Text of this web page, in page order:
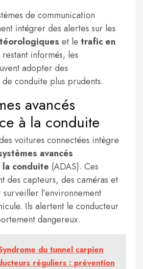
de communication
intégrer des alertes sur les
et le trafic en
restant informés, les
adopter des
conduite plus prudents.
avancés
à la conduite
voitures connectées intègre
avancés
la conduite (ADAS). Ces
des capteurs, des caméras et
l’environnement
Ils alertent le conducteur
dangereux.
du tunnel carpien
réguliers : prévention